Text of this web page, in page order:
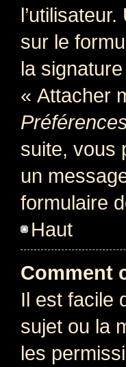
sur le
la
« Attacher
suite, vous
un
formulaire
Haut
Comment
Il est facile
sujet ou la
les